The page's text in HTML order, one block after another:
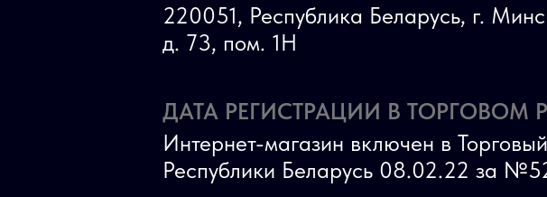
ДАТА РЕГИСТРАЦИИ В ТОРГОВОМ
Интернет-магазин включен в
Республики Беларусь 08.02.22 за
220051, Республика Беларусь, г.
д. 73, пом. 1Н